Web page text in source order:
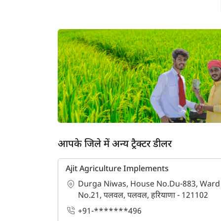
आपके जिले में अन्य ट्रैक्टर डीलर
Ajit Agriculture Implements
Durga Niwas, House No.Du-883, Ward
No.21, पलवल, पलवल, हरियाणा - 121102
+91-*******496